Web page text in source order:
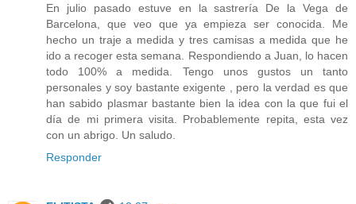
En julio pasado estuve en la sastrería De la Vega de
Barcelona, que veo que ya empieza ser conocida. Me
hecho un traje a medida y tres camisas a medida que he
ido a recoger esta semana. Respondiendo a Juan, lo hacen
todo 100% a medida. Tengo unos gustos un tanto
personales y soy bastante exigente , pero la verdad es que
han sabido plasmar bastante bien la idea con la que fui el
día de mi primera visita. Probablemente repita, esta vez
con un abrigo. Un saludo.
Responder